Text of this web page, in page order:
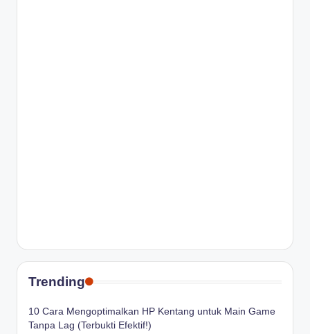
Trending
10 Cara Mengoptimalkan HP Kentang untuk Main Game
Tanpa Lag (Terbukti Efektif!)